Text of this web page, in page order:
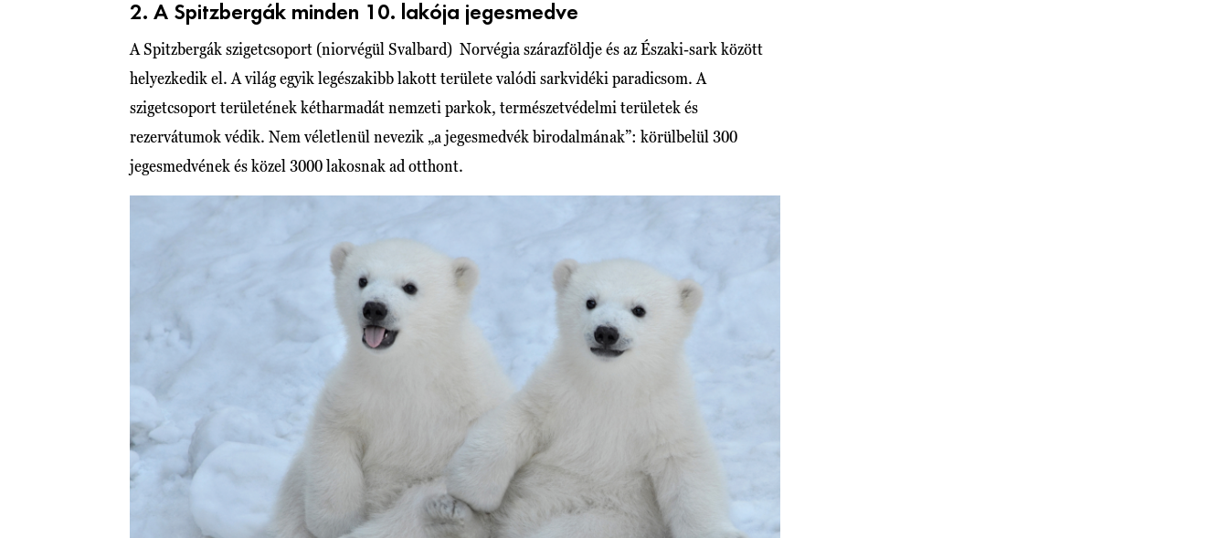
2. A Spitzbergák minden 10. lakója jegesmedve
A Spitzbergák szigetcsoport (niorvégül Svalbard) Norvégia szárazföldje és az Északi-sark között
helyezkedik el. A világ egyik legészakibb lakott területe valódi sarkvidéki paradicsom. A
szigetcsoport területének kétharmadát nemzeti parkok, természetvédelmi területek és
rezervátumok védik. Nem véletlenül nevezik „a jegesmedvék birodalmának”: körülbelül 300
jegesmedvének és közel 3000 lakosnak ad otthont.